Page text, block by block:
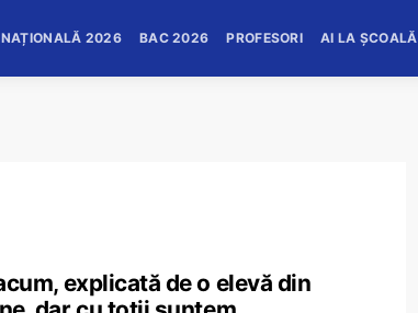
NAȚIONALĂ 2026 BAC 2026 PROFESORI AI LA ȘCOALĂ
explicată de o elevă din